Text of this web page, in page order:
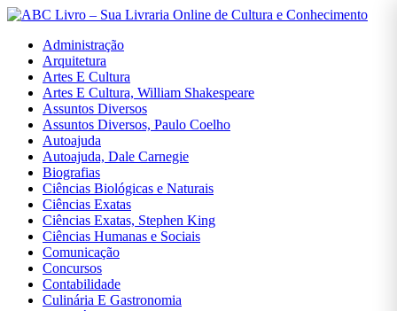
Administração
Arquitetura
Artes E Cultura
Artes E Cultura, William Shakespeare
Assuntos Diversos
Assuntos Diversos, Paulo Coelho
Autoajuda
Autoajuda, Dale Carnegie
Biografias
Ciências Biológicas e Naturais
Ciências Exatas
Ciências Exatas, Stephen King
Ciências Humanas e Sociais
Comunicação
Concursos
Contabilidade
Culinária E Gastronomia
Entrar
Cadastrar
Início
Administração
Arquitetura